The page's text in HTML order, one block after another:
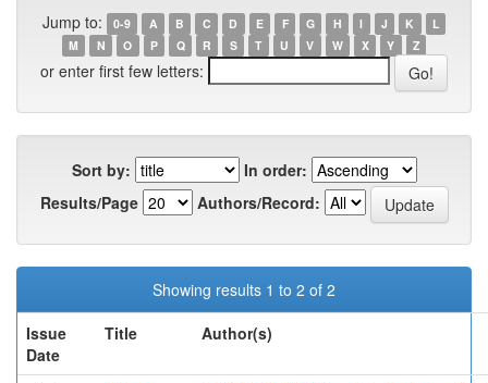
Jump to: 0-9 A B C D E F G H I J K
L
M
N O P Q R S T U V W X Y Z
or enter first few letters:
Sort by:
In order:
Results/Page
Authors/Record:
Showing results 1 to 2 of 2
Issue
Date
Title Author(s)